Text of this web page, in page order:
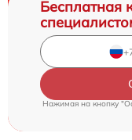
Бесплатная
Нажимая на кнопку